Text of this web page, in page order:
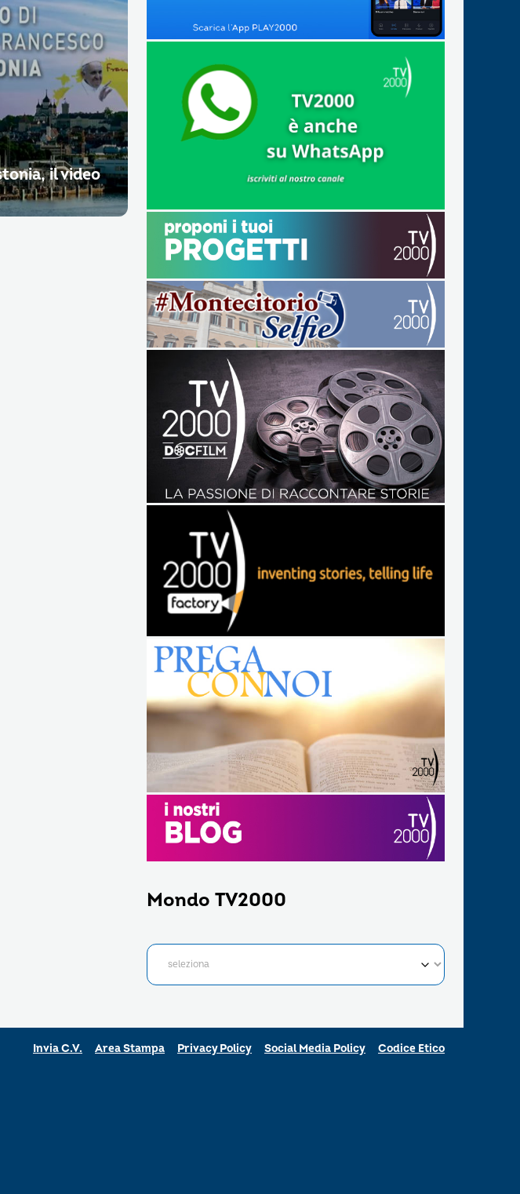
il video
Mondo TV2000
Invia C.V. Area Stampa Privacy Policy Social Media Policy Codice Etico